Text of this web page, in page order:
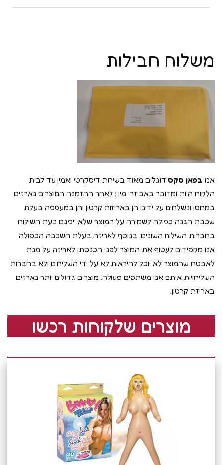
משלוח חבילות
אנו בפאן סקס דוגלים מאוד בשירות דיסקרטי ואמין עד לבית
הלקוח היות ומדובר באביזרי מין : לאחר ההזמנה המוצרים נארזים
במחסן ונשלחים על ידינו הן באריזות קרטון והן במעטפה בעלת
שכבת הגנה כפולה לשמירה על המוצר שלא ייפגם בעת השילוח
בחברות השילוח השונים. בנוסף לאריזה בעלת השכבה הכפולה
אנו מקפידים לעטוף את המוצר לפני הכנסתו לאריזה על מנת
לאבטח שהמוצר לא יוכל להיראות לא על ידי השליחים ולא בחברות
השליחויות איתם אנו משתפים פעולה. מוצרים גדולים יותר נארזים
באריזת קרטון.
מוצרים שלקוחות רכשו